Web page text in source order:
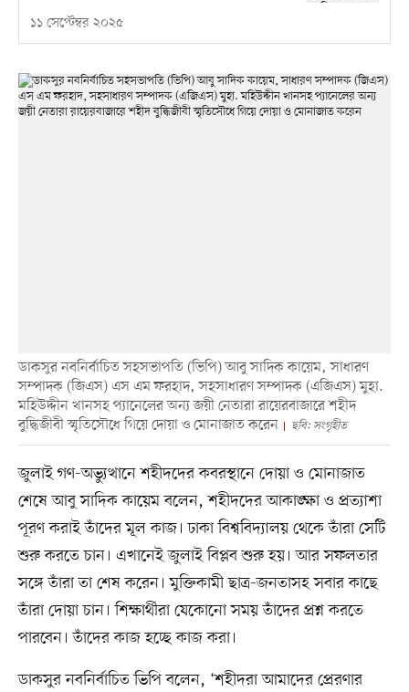
১১ সেপ্টেম্বর ২০২৫
ডাকসুর নবনির্বাচিত সহসভাপতি (ভিপি) আবু সাদিক কায়েম, সাধারণ
সম্পাদক (জিএস) এস এম ফরহাদ, সহসাধারণ সম্পাদক (এজিএস) মুহা.
মহিউদ্দীন খানসহ প্যানেলের অন্য জয়ী নেতারা রায়েরবাজারে শহীদ
বুদ্ধিজীবী স্মৃতিসৌধে গিয়ে দোয়া ও মোনাজাত করেন
ছবি: সংগৃহীত
জুলাই গণ-অভ্যুত্থানে শহীদদের কবরস্থানে দোয়া ও মোনাজাত
শেষে আবু সাদিক কায়েম বলেন, শহীদদের আকাঙ্ক্ষা ও প্রত্যাশা
পূরণ করাই তাঁদের মূল কাজ। ঢাকা বিশ্ববিদ্যালয় থেকে তাঁরা সেটি
শুরু করতে চান। এখানেই জুলাই বিপ্লব শুরু হয়। আর সফলতার
সঙ্গে তাঁরা তা শেষ করেন। মুক্তিকামী ছাত্র-জনতাসহ সবার কাছে
তাঁরা দোয়া চান। শিক্ষার্থীরা যেকোনো সময় তাঁদের প্রশ্ন করতে
পারবেন। তাঁদের কাজ হচ্ছে কাজ করা।
ডাকসুর নবনির্বাচিত ভিপি বলেন, ‘শহীদরা আমাদের প্রেরণার